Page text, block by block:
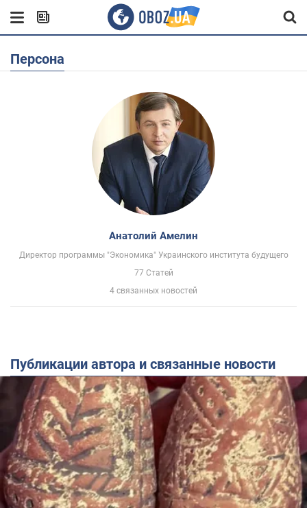
Персона
Анатолий Амелин
Директор программы "Экономика" Украинского института будущего
77 Статей
4 связанных новостей
Публикации автора и связанные новости